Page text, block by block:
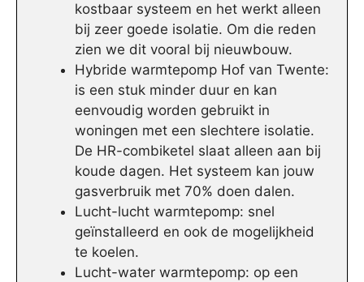
kostbaar systeem en het werkt alleen
bij zeer goede isolatie. Om die reden
zien we dit vooral bij nieuwbouw.
Hybride warmtepomp Hof van Twente:
is een stuk minder duur en kan
eenvoudig worden gebruikt in
woningen met een slechtere isolatie.
De HR-combiketel slaat alleen aan bij
koude dagen. Het systeem kan jouw
gasverbruik met 70% doen dalen.
Lucht-lucht warmtepomp: snel
geïnstalleerd en ook de mogelijkheid
te koelen.
Lucht-water warmtepomp: op een